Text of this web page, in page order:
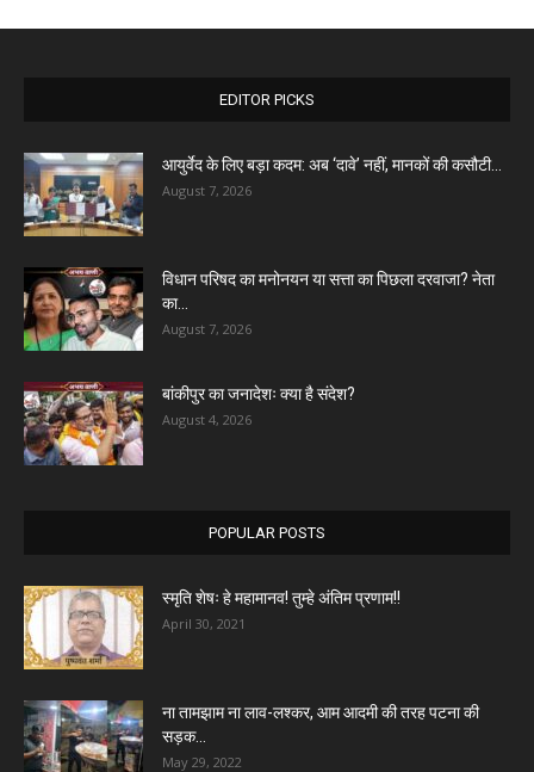
EDITOR PICKS
आयुर्वेद के लिए बड़ा कदम: अब ‘दावे’ नहीं, मानकों की कसौटी...
August 7, 2026
विधान परिषद का मनोनयन या सत्ता का पिछला दरवाजा? नेता
का...
August 7, 2026
बांकीपुर का जनादेशः क्या है संदेश?
August 4, 2026
POPULAR POSTS
स्मृति शेषः हे महामानव! तुम्हे अंतिम प्रणाम!!
April 30, 2021
ना तामझाम ना लाव-लश्कर, आम आदमी की तरह पटना की
सड़क...
May 29, 2022